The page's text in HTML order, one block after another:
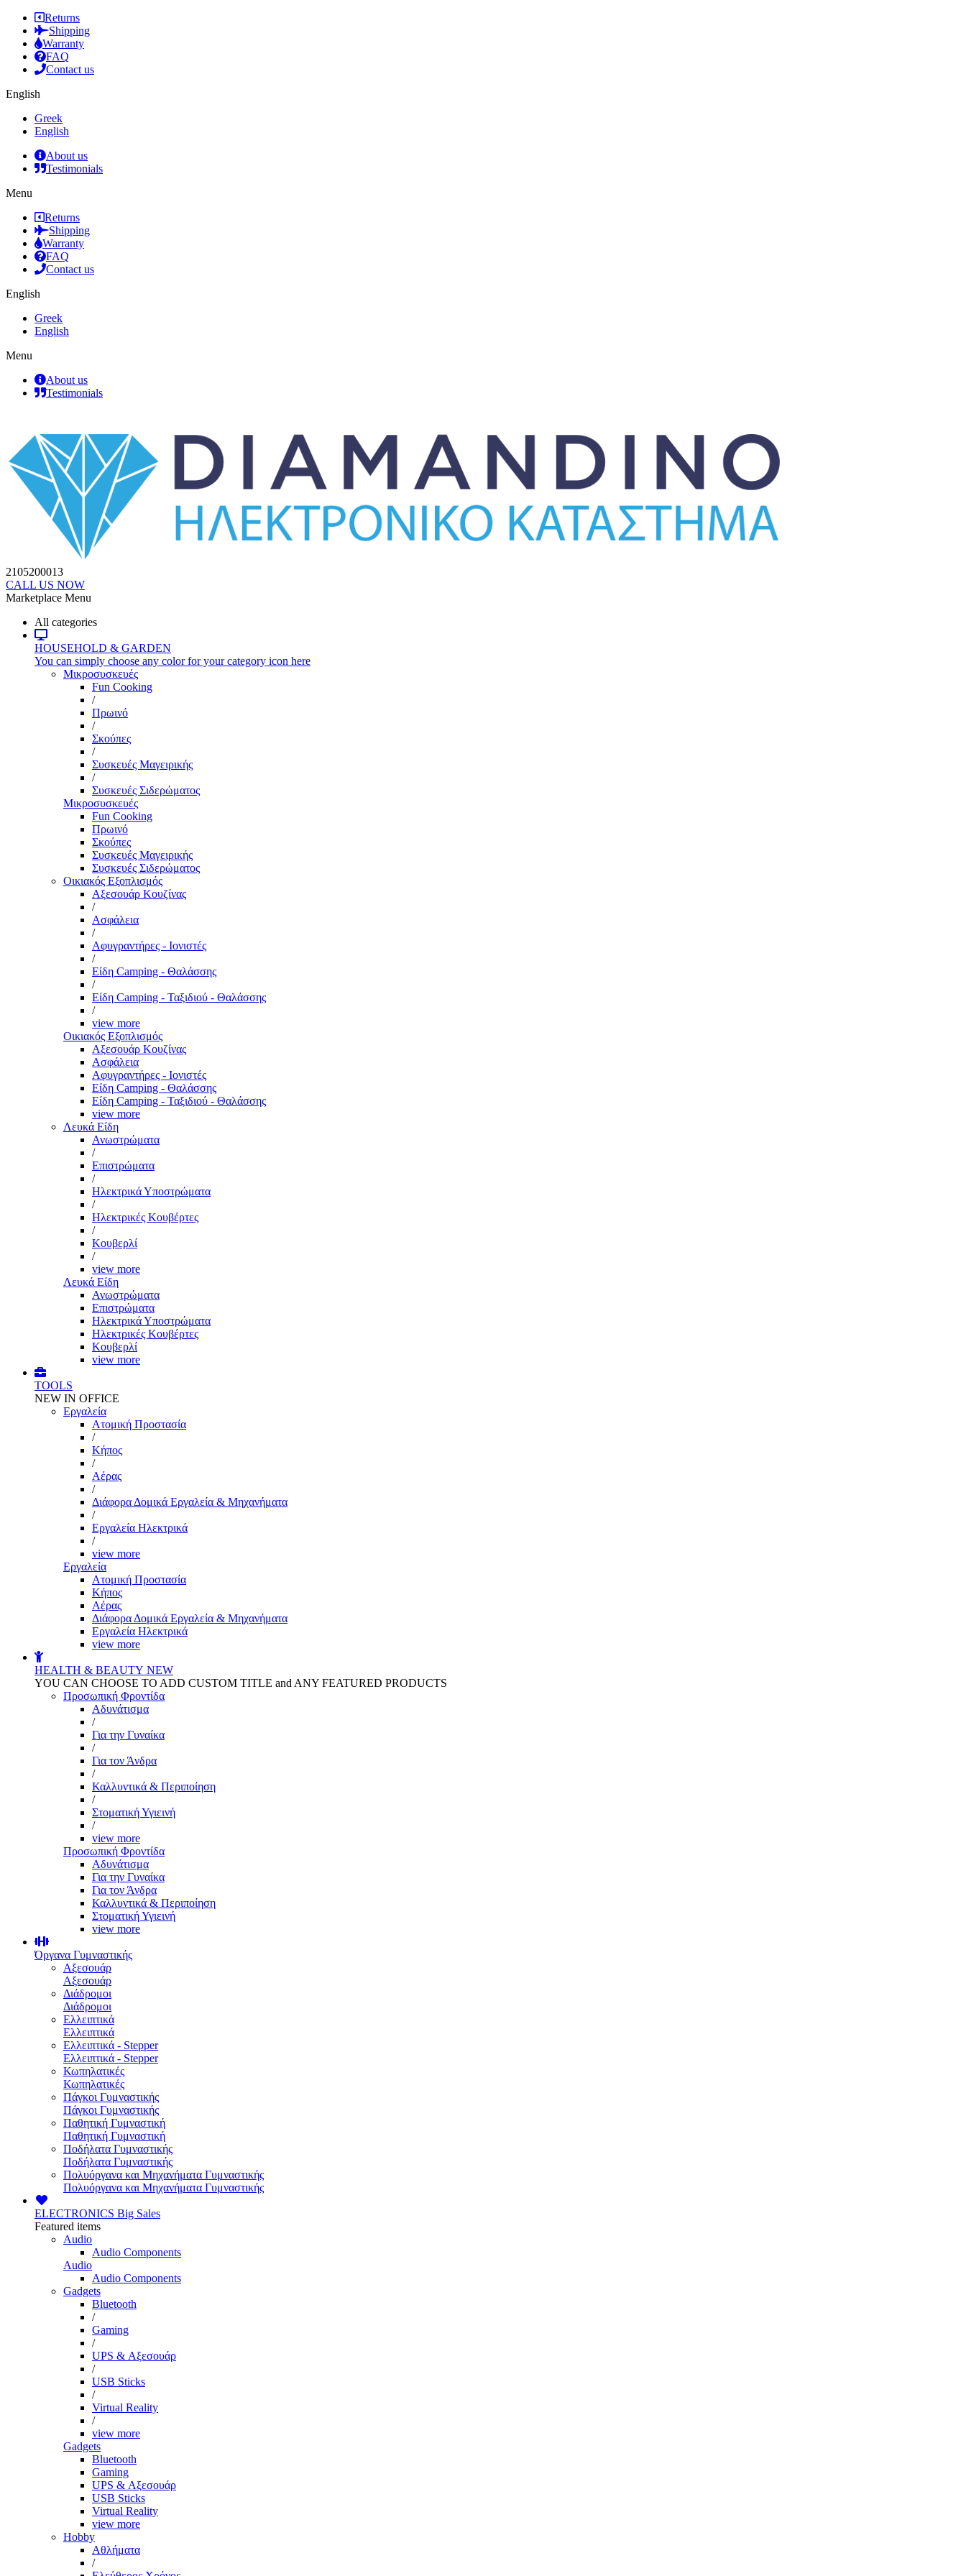
Returns
Shipping
Warranty
FAQ
Contact us
English
Greek
English
About us
Testimonials
Menu
Returns
Shipping
Warranty
FAQ
Contact us
English
Greek
English
Menu
About us
Testimonials
2105200013
CALL US NOW
Marketplace Menu
All categories
HOUSEHOLD & GARDEN
You can simply choose any color for your category icon here
Μικροσυσκευές
Fun Cooking
/
Πρωινό
/
Σκούπες
/
Συσκευές Μαγειρικής
/
Συσκευές Σιδερώματος
Μικροσυσκευές
Fun Cooking
Πρωινό
Σκούπες
Συσκευές Μαγειρικής
Συσκευές Σιδερώματος
Οικιακός Εξοπλισμός
Αξεσουάρ Κουζίνας
/
Ασφάλεια
/
Αφυγραντήρες - Ιονιστές
/
Είδη Camping - Θαλάσσης
/
Είδη Camping - Ταξιδιού - Θαλάσσης
/
view more
Οικιακός Εξοπλισμός
Αξεσουάρ Κουζίνας
Ασφάλεια
Αφυγραντήρες - Ιονιστές
Είδη Camping - Θαλάσσης
Είδη Camping - Ταξιδιού - Θαλάσσης
view more
Λευκά Είδη
Ανωστρώματα
/
Επιστρώματα
/
Ηλεκτρικά Υποστρώματα
/
Ηλεκτρικές Κουβέρτες
/
Κουβερλί
/
view more
Λευκά Είδη
Ανωστρώματα
Επιστρώματα
Ηλεκτρικά Υποστρώματα
Ηλεκτρικές Κουβέρτες
Κουβερλί
view more
TOOLS
NEW IN OFFICE
Εργαλεία
Aτομική Προστασία
/
Kήπος
/
Αέρας
/
Διάφορα Δομικά Εργαλεία & Μηχανήματα
/
Εργαλεία Ηλεκτρικά
/
view more
Εργαλεία
Aτομική Προστασία
Kήπος
Αέρας
Διάφορα Δομικά Εργαλεία & Μηχανήματα
Εργαλεία Ηλεκτρικά
view more
HEALTH & BEAUTY NEW
YOU CAN CHOOSE TO ADD CUSTOM TITLE and ANY FEATURED PRODUCTS
Προσωπική Φροντίδα
Αδυνάτισμα
/
Για την Γυναίκα
/
Για τον Άνδρα
/
Καλλυντικά & Περιποίηση
/
Στοματική Υγιεινή
/
view more
Προσωπική Φροντίδα
Αδυνάτισμα
Για την Γυναίκα
Για τον Άνδρα
Καλλυντικά & Περιποίηση
Στοματική Υγιεινή
view more
Όργανα Γυμναστικής
Αξεσουάρ
Αξεσουάρ
Διάδρομοι
Διάδρομοι
Ελλειπτικά
Ελλειπτικά
Ελλειπτικά - Stepper
Ελλειπτικά - Stepper
Κωπηλατικές
Κωπηλατικές
Πάγκοι Γυμναστικής
Πάγκοι Γυμναστικής
Παθητική Γυμναστική
Παθητική Γυμναστική
Ποδήλατα Γυμναστικής
Ποδήλατα Γυμναστικής
Πολυόργανα και Μηχανήματα Γυμναστικής
Πολυόργανα και Μηχανήματα Γυμναστικής
ELECTRONICS Big Sales
Featured items
Audio
Audio Components
Audio
Audio Components
Gadgets
Bluetooth
/
Gaming
/
UPS & Αξεσουάρ
/
USB Sticks
/
Virtual Reality
/
view more
Gadgets
Bluetooth
Gaming
UPS & Αξεσουάρ
USB Sticks
Virtual Reality
view more
Hobby
Αθλήματα
/